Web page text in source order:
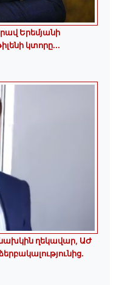
Երեմյանի
կտորը․․․
ղեկավար, ԱԺ